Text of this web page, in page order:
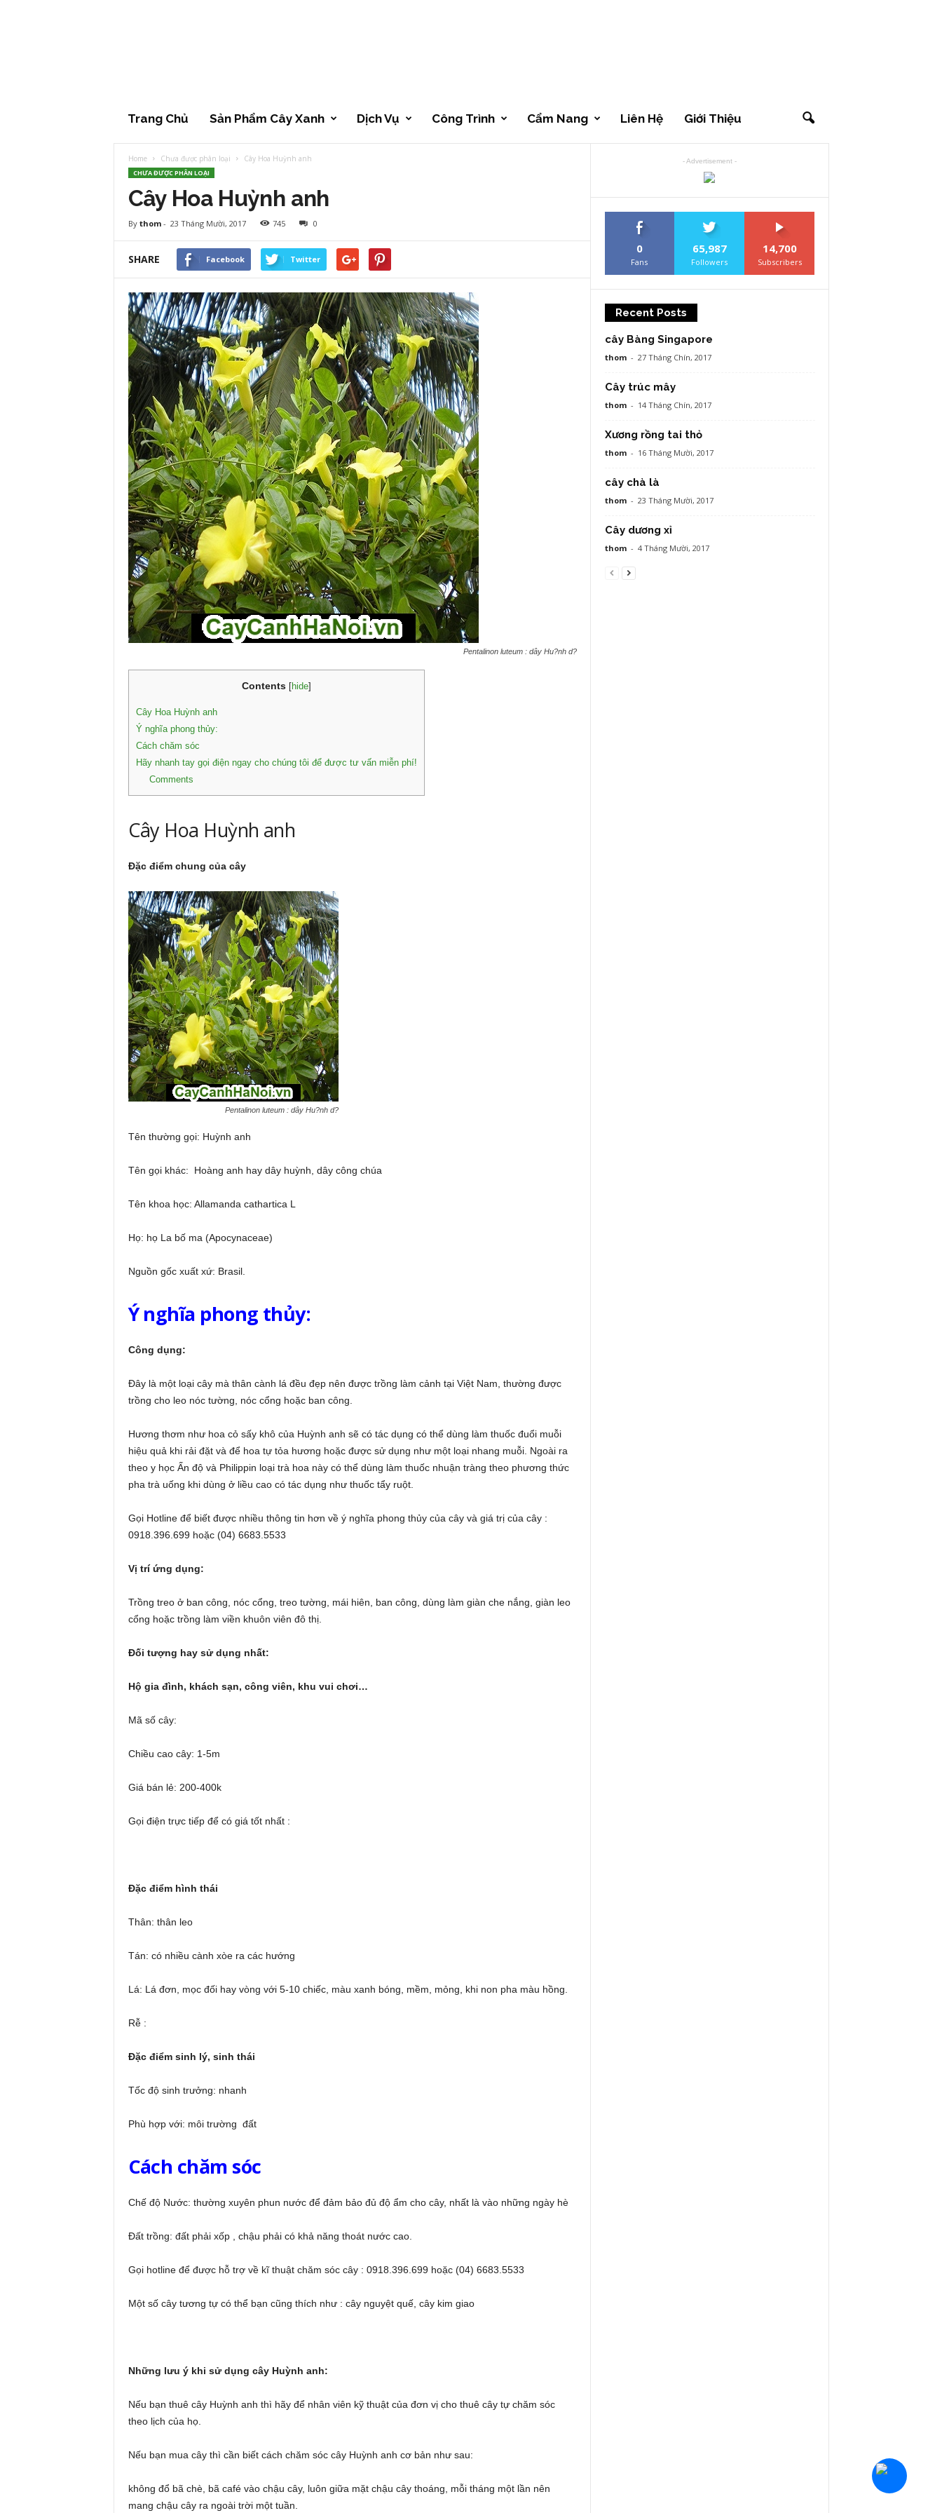
Trang Chủ Sản Phẩm Cây Xanh Dịch Vụ Công Trình Cẩm Nang Liên Hệ Giới Thiệu
Home Chưa được phân loại Cây Hoa Huỳnh anh
CHƯA ĐƯỢC PHÂN LOẠI
Cây Hoa Huỳnh anh
By thom- 23 Tháng Mười, 2017 745 0
SHARE Facebook Twitter
Pentalinon luteum : dây Hu?nh d?
Contents hide]
Cây Hoa Huỳnh anh
Ý nghĩa phong thủy:
Cách chăm sóc
Hãy nhanh tay gọi điện ngay cho chúng tôi để được tư vấn miễn phí!
Comments
Cây Hoa Huỳnh anh
Đặc điểm chung của cây
Pentalinon luteum : dây Hu?nh d?
Tên thường gọi: Huỳnh anh
Tên gọi khác: Hoàng anh hay dây huỳnh, dây công chúa
Tên khoa học: Allamanda cathartica L
Họ: họ La bố ma (Apocynaceae)
Nguồn gốc xuất xứ: Brasil.
Ý nghĩa phong thủy:
Công dụng:
Đây là một loại cây mà thân cành lá đều đẹp nên được trồng làm cảnh tại Việt Nam, thường được
trồng cho leo nóc tường, nóc cổng hoặc ban công.
Hương thơm như hoa cỏ sấy khô của Huỳnh anh sẽ có tác dụng có thể dùng làm thuốc đuổi muỗi
hiệu quả khi rải đặt và để hoa tự tỏa hương hoặc được sử dụng như một loại nhang muỗi. Ngoài ra
theo y học Ấn độ và Philippin loại trà hoa này có thể dùng làm thuốc nhuận tràng theo phương thức
pha trà uống khi dùng ở liều cao có tác dụng như thuốc tẩy ruột.
Gọi Hotline để biết được nhiều thông tin hơn về ý nghĩa phong thủy của cây và giá trị của cây :
0918.396.699 hoặc (04) 6683.5533
Vị trí ứng dụng:
Trồng treo ở ban công, nóc cổng, treo tường, mái hiên, ban công, dùng làm giàn che nắng, giàn leo
cổng hoặc trồng làm viền khuôn viên đô thị.
Đối tượng hay sử dụng nhất:
Hộ gia đình, khách sạn, công viên, khu vui chơi…
Mã số cây:
Chiều cao cây: 1-5m
Giá bán lẻ: 200-400k
Gọi điện trực tiếp để có giá tốt nhất :
Đặc điểm hình thái
Thân: thân leo
Tán: có nhiều cành xòe ra các hướng
Lá: Lá đơn, mọc đối hay vòng với 5-10 chiếc, màu xanh bóng, mềm, mỏng, khi non pha màu hồng.
Rễ :
Đặc điểm sinh lý, sinh thái
Tốc độ sinh trưởng: nhanh
Phù hợp với: môi trường đất
Cách chăm sóc
Chế độ Nước: thường xuyên phun nước để đảm bảo đủ độ ẩm cho cây, nhất là vào những ngày hè
Đất trồng: đất phải xốp , chậu phải có khả năng thoát nước cao.
Gọi hotline để được hỗ trợ về kĩ thuật chăm sóc cây : 0918.396.699 hoặc (04) 6683.5533
Một số cây tương tự có thể bạn cũng thích như : cây nguyệt quế, cây kim giao
Những lưu ý khi sử dụng cây Huỳnh anh:
Nếu bạn thuê cây Huỳnh anh thì hãy để nhân viên kỹ thuật của đơn vị cho thuê cây tự chăm sóc
theo lịch của họ.
Nếu bạn mua cây thì cần biết cách chăm sóc cây Huỳnh anh cơ bản như sau:
không đổ bã chè, bã café vào chậu cây, luôn giữa mặt chậu cây thoáng, mỗi tháng một lần nên
mang chậu cây ra ngoài trời một tuần.
- Advertisement -
0
Fans
65,987
Followers
14,700
Subscribers
Recent Posts
cây Bàng Singapore
thom - 27 Tháng Chín, 2017
Cây trúc mây
thom - 14 Tháng Chín, 2017
Xương rồng tai thỏ
thom - 16 Tháng Mười, 2017
cây chà là
thom - 23 Tháng Mười, 2017
Cây dương xỉ
thom - 4 Tháng Mười, 2017